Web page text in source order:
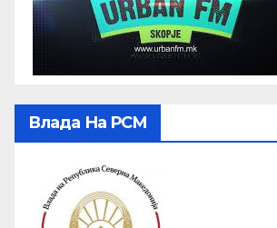
Влада На РСМ